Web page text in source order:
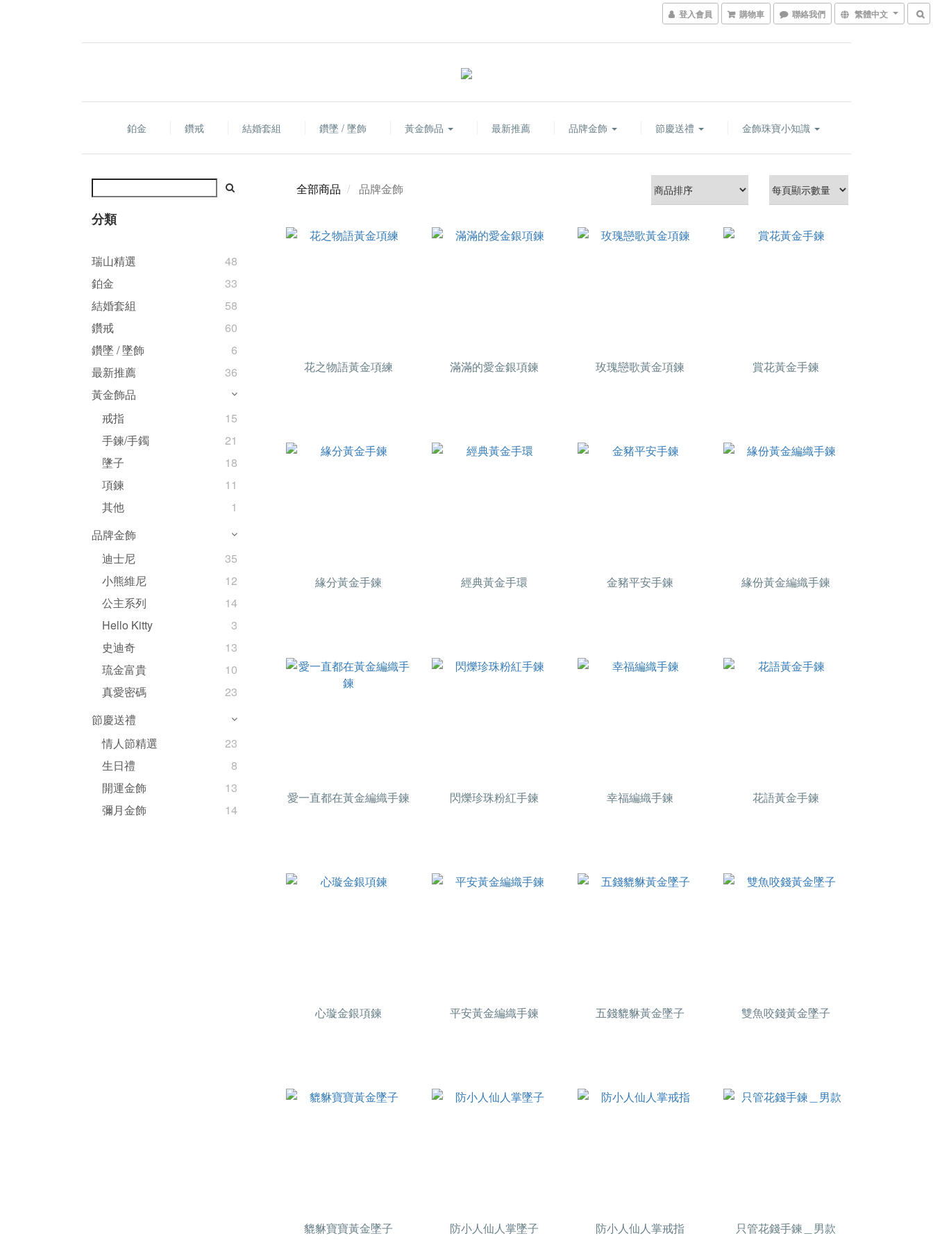
登入會員 購物車 聯絡我們 繁體中文
鉑金 鑽戒 結婚套組 鑽墜 / 墜飾 黃金飾品 最新推薦 品牌金飾 節慶送禮 金飾珠寶小知識
分類
瑞山精選
48
鉑金
33
結婚套組
58
鑽戒
60
鑽墜 / 墜飾
6
最新推薦
36
黃金飾品
戒指
15
手鍊/手鐲
21
墬子
18
項鍊
11
其他
1
品牌金飾
迪士尼
35
小熊維尼
12
公主系列
14
Hello Kitty
3
史迪奇
13
琉金富貴
10
真愛密碼
23
節慶送禮
情人節精選
23
生日禮
8
開運金飾
13
彌月金飾
14
全部商品 品牌金飾
花之物語黃金項練 滿滿的愛金銀項鍊 玫瑰戀歌黃金項鍊 賞花黃金手鍊
緣分黃金手鍊 經典黃金手環 金豬平安手鍊 緣份黃金編織手鍊
愛一直都在黃金編織手鍊 閃爍珍珠粉紅手鍊 幸福編織手鍊 花語黃金手鍊
心璇金銀項鍊 平安黃金編織手鍊 五錢貔貅黃金墜子 雙魚咬錢黃金墜子
貔貅寶寶黃金墜子 防小人仙人掌墜子 防小人仙人掌戒指 只管花錢手鍊＿男款